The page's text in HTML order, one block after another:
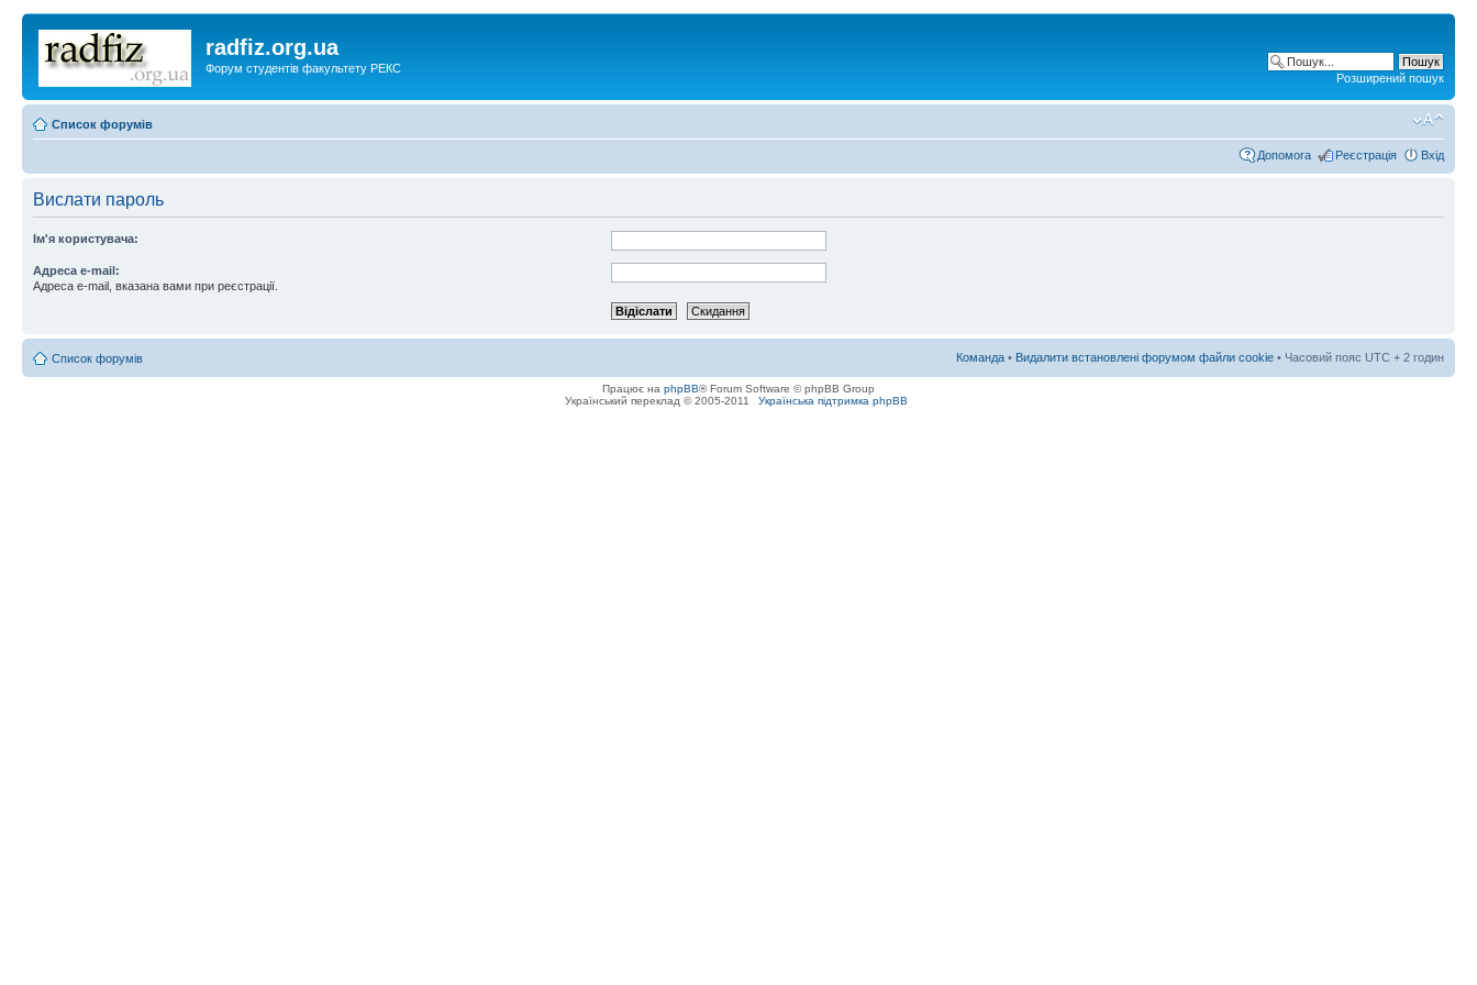
radfiz.org.ua
Форум студентів факультету РЕКС
Розширений пошук
Список форумів
Допомога Реєстрація Вхід
Вислати пароль
Ім'я користувача:
Адреса e-mail:
Адреса e-mail, вказана вами при реєстрації.
Список форумів Команда • Видалити встановлені форумом файли cookie • Часовий пояс UTC + 2 годин
Працює на phpBB® Forum Software © phpBB Group
Український переклад © 2005-2011
Українська підтримка phpBB